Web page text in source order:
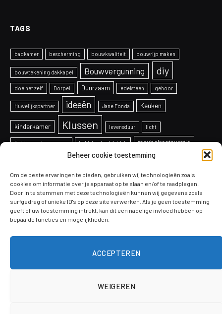
Beheer cookie toestemming
Om de beste ervaringen te bieden, gebruiken wij technologieën zoals
cookies om informatie over je apparaat op te slaan en/of te raadplegen.
Door in te stemmen met deze technologieën kunnen wij gegevens zoals
surfgedrag of unieke ID's op deze site verwerken. Als je geen toestemming
geeft of uw toestemming intrekt, kan dit een nadelige invloed hebben op
bepaalde functies en mogelijkheden.
ACCEPTEREN
WEIGEREN
TAGS
badkamer bescherming bouwkwaliteit bouwrijp maken
bouwtekening dakkapel Bouwvergunning diy
doe het zelf Dorpel Duurzaam edelsteen gehoor
Huwelijkspartner ideeën Jane Fonda Keuken
kinderkamer Klussen levensduur licht
lichtkoepel vervangen lichtstraat schilddak meubelrestauratie
Ontwerp overkapping paneelradiatoren
productie projecten Raam radiatoren schaken
Schilderen sealmachines soorten systeem telefoon
tips trends Tuinontwerp